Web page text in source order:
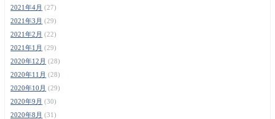
2021年4月 (27)
2021年3月 (29)
2021年2月 (22)
2021年1月 (29)
2020年12月 (28)
2020年11月 (28)
2020年10月 (29)
2020年9月 (30)
2020年8月 (31)